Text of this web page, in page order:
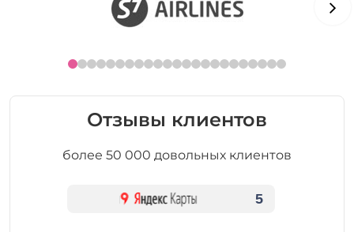
Отзывы клиентов
более 50 000 довольных клиентов
5